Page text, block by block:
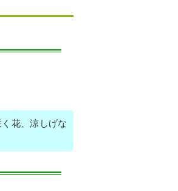
花、涼しげな